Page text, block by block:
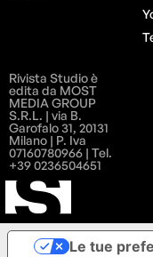
Rivista Studio è
edita da MOST
MEDIA GROUP
S.R.L. | via B.
Garofalo 31, 20131
Milano | P. Iva
07160780966 | Tel.
+39 0236504651
Le tue